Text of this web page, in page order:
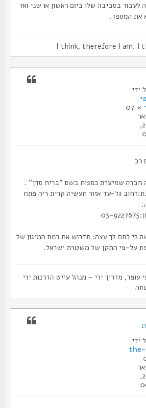
בסביבה שלו ביום ראשון או שני ואז
המספר.
I think, therefore I
»
שמיצרת כספות בשם "בריח סדן" .
גל-עד אזור תעשיה קרית ריה פתח
לתת לך עצה: תדרוש את רמת המיגון של
פי התקן של משטרת ישראל.
מדריך ירי - מנהל עייט הדרכות ירי